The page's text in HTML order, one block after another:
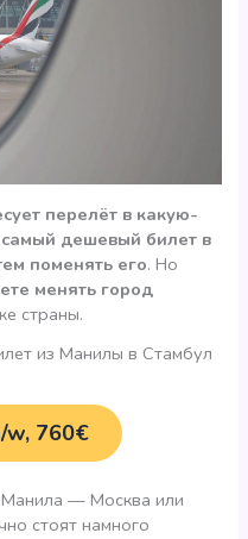
перелёт в какую-
дешевый билет в
поменять его. Но
менять город
страны.
из Манилы в Стамбул
760€
Манила — Москва или
стоят намного